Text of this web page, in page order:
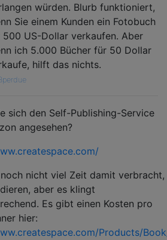
würden. Blurb funktioniert,
Sie einem Kunden ein Fotobuch
500 US-Dollar verkaufen. Aber
ich 5.000 Bücher für 50 Dollar
hilft das nichts.
sich den Self-Publishing-Service
angesehen?
nicht viel Zeit damit verbracht,
aber es klingt
Es gibt einen Kosten pro
hier:
Products/